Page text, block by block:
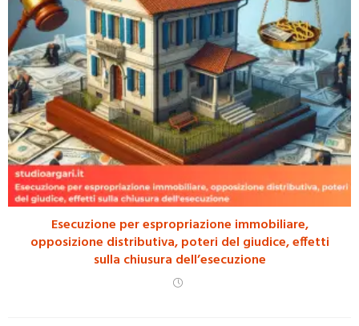
Esecuzione per espropriazione immobiliare,
opposizione distributiva, poteri del giudice, effetti
sulla chiusura dell’esecuzione